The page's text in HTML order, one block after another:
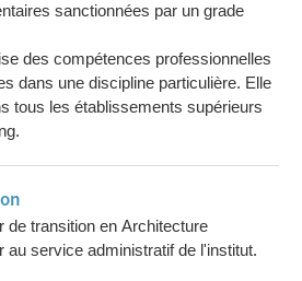
sanctionnées par un grade
des compétences professionnelles
dans une discipline particulière. Elle
tous les établissements supérieurs
de transition en Architecture
au service administratif de l'institut.